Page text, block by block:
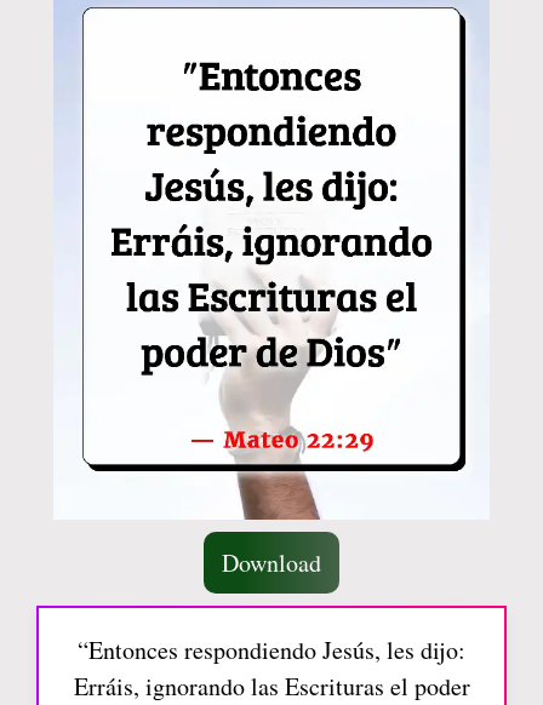
Download
“Entonces respondiendo Jesús, les dijo:
Erráis, ignorando las Escrituras el poder